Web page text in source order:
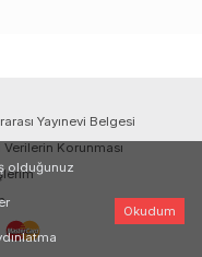
Yayınevi Belgesi
Verilerin Korunması
olduğunuz
Okudum